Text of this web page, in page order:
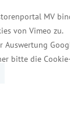
MV
von Vimeo zu.
Auswertung
bitte die
allem